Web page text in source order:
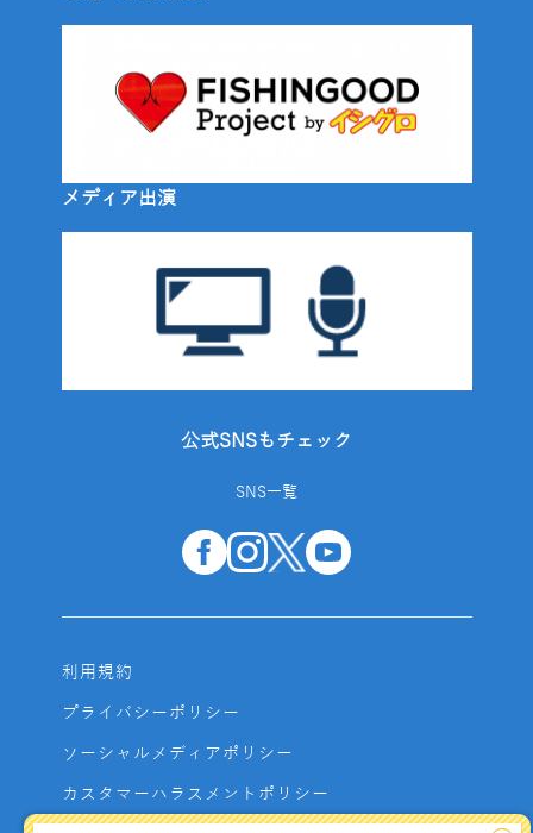
メディア出演
公式SNSもチェック
SNS一覧
利用規約
プライバシーポリシー
ソーシャルメディアポリシー
カスタマーハラスメントポリシー